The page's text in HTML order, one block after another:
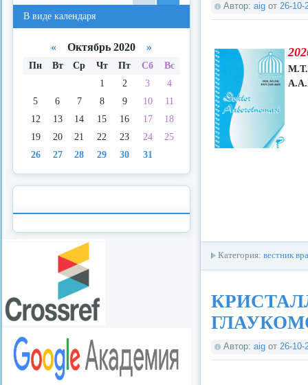
Автор: aig от 26-10-
Категория: вестник
Автор: aig от 26-10-
ка
В виде календаря
« Октябрь 2020 »
Пн Вт Ср Чт Пт Сб
Вс
1
2 3
4
5
6 7 8 9 10
11
12
13 14 15 16 17
18
19
20 21 22 23 24
25
26
27 28 29 30 31